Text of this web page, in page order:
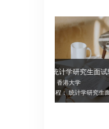
统计学研究生面试辅导
学校： 香港大学
辅导课程： 统计学研究生面试辅